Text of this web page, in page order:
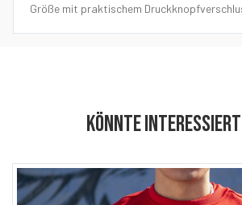
Größe mit praktischem
KÖNNTE